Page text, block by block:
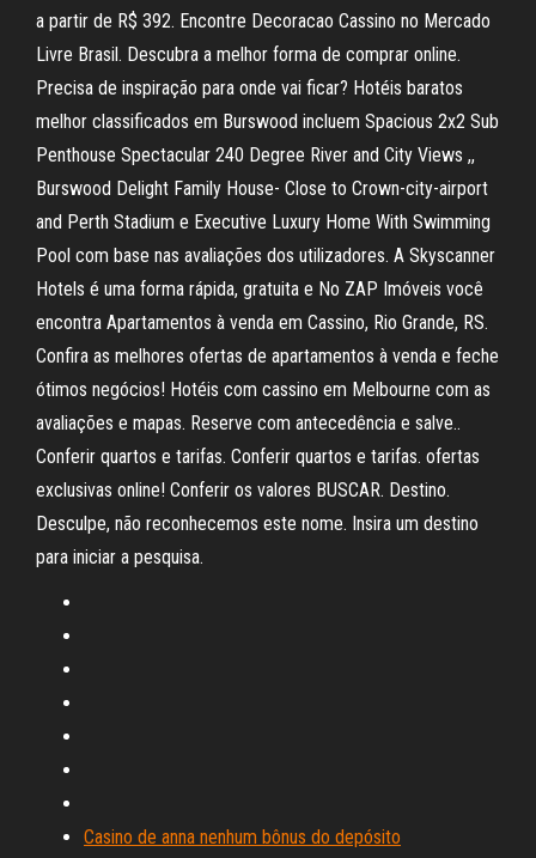
a partir de R$ 392. Encontre Decoracao Cassino no Mercado
Livre Brasil. Descubra a melhor forma de comprar online.
Precisa de inspiração para onde vai ficar? Hotéis baratos
melhor classificados em Burswood incluem Spacious 2x2 Sub
Penthouse Spectacular 240 Degree River and City Views ,,
Burswood Delight Family House- Close to Crown-city-airport
and Perth Stadium e Executive Luxury Home With Swimming
Pool com base nas avaliações dos utilizadores. A Skyscanner
Hotels é uma forma rápida, gratuita e No ZAP Imóveis você
encontra Apartamentos à venda em Cassino, Rio Grande, RS.
Confira as melhores ofertas de apartamentos à venda e feche
ótimos negócios! Hotéis com cassino em Melbourne com as
avaliações e mapas. Reserve com antecedência e salve..
Conferir quartos e tarifas. Conferir quartos e tarifas. ofertas
exclusivas online! Conferir os valores BUSCAR. Destino.
Desculpe, não reconhecemos este nome. Insira um destino
para iniciar a pesquisa.
Casino de anna nenhum bônus do depósito